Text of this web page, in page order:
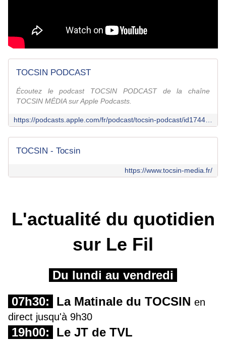
TOCSIN PODCAST
Écoutez le podcast TOCSIN PODCAST de la chaîne
TOCSIN MÉDIA sur Apple Podcasts.
TOCSIN - Tocsin
https://www.tocsin-media.fr/
L'actualité du quotidien
sur Le Fil
Du lundi au vendredi
07h30:
La Matinale du TOCSIN en
direct jusqu'à 9h30
19h00:
Le JT de TVL